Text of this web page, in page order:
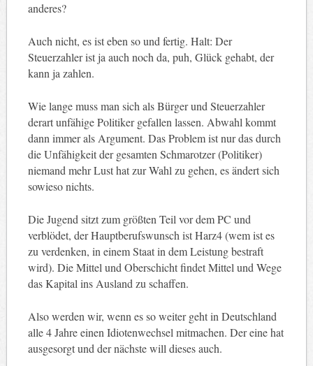
anderes?
Auch nicht, es ist eben so und fertig. Halt: Der
Steuerzahler ist ja auch noch da, puh, Glück gehabt, der
kann ja zahlen.
Wie lange muss man sich als Bürger und Steuerzahler
derart unfähige Politiker gefallen lassen. Abwahl kommt
dann immer als Argument. Das Problem ist nur das durch
die Unfähigkeit der gesamten Schmarotzer (Politiker)
niemand mehr Lust hat zur Wahl zu gehen, es ändert sich
sowieso nichts.
Die Jugend sitzt zum größten Teil vor dem PC und
verblödet, der Hauptberufswunsch ist Harz4 (wem ist es
zu verdenken, in einem Staat in dem Leistung bestraft
wird). Die Mittel und Oberschicht findet Mittel und Wege
das Kapital ins Ausland zu schaffen.
Also werden wir, wenn es so weiter geht in Deutschland
alle 4 Jahre einen Idiotenwechsel mitmachen. Der eine hat
ausgesorgt und der nächste will dieses auch.